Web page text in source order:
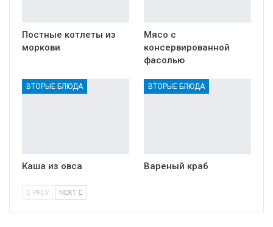
Постные котлеты из
моркови
Мясо с
консервированной
фасолью
ВТОРЫЕ БЛЮДА
Каша из овса
ВТОРЫЕ БЛЮДА
Вареный краб
PREV NEXT